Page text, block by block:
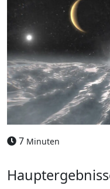
7 Minuten